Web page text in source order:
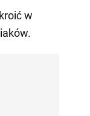
w